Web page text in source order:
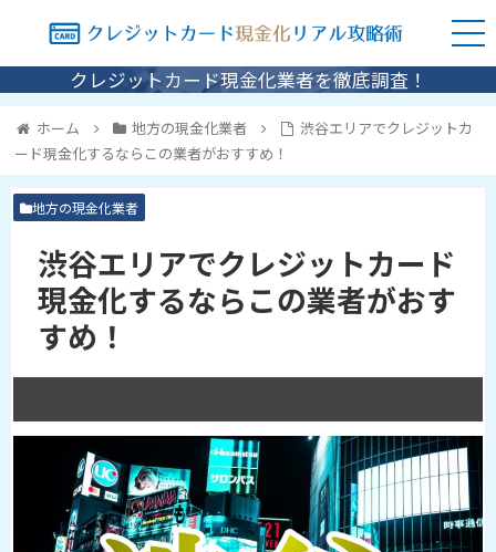
クレジットカード現金化業者を徹底調査！
ホーム 地方の現金化業者
渋谷エリアでクレジットカ
ード現金化するならこの業者がおすすめ！
地方の現金化業者
渋谷エリアでクレジットカード
現金化するならこの業者がおす
すめ！